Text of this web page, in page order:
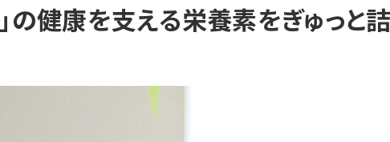
」の健康を支える栄養素をぎゅっと